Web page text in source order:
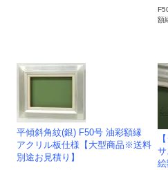
額
平傾斜角紋(銀) F50号 油彩額縁
アクリル板仕様【大型商品※送料
別途お見積り】